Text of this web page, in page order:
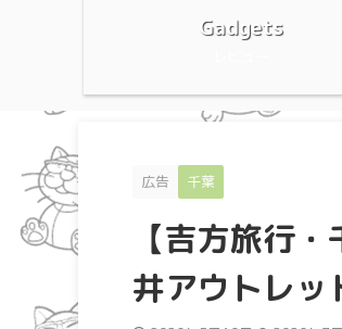
Gadgets
広告 千葉
【吉方旅行
井アウトレッ